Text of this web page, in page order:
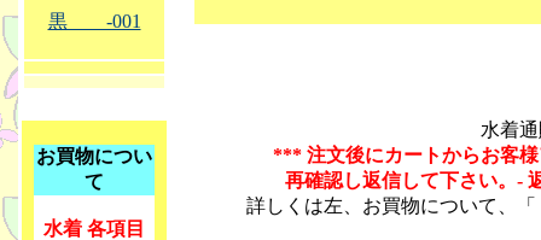
水着
*** 注文後にカートからお客
再確認し返信して下さい。
詳しくは左、お買物について、
黒 -001
お買物につい
て
水着 各項目